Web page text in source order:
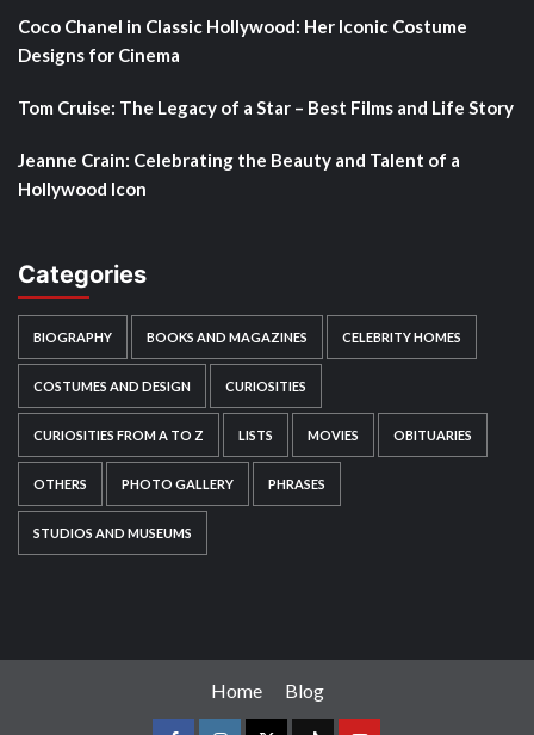
Coco Chanel in Classic Hollywood: Her Iconic Costume
Designs for Cinema
Tom Cruise: The Legacy of a Star – Best Films and Life Story
Jeanne Crain: Celebrating the Beauty and Talent of a
Hollywood Icon
Categories
BIOGRAPHY BOOKS AND MAGAZINES CELEBRITY HOMES
COSTUMES AND DESIGN CURIOSITIES
CURIOSITIES FROM A TO Z LISTS MOVIES OBITUARIES
OTHERS PHOTO GALLERY PHRASES
STUDIOS AND MUSEUMS
Home Blog